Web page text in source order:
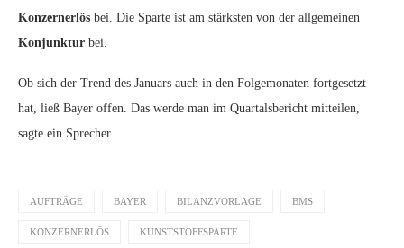
Konzernerlös bei. Die Sparte ist am stärksten von der allgemeinen
Konjunktur bei.
Ob sich der Trend des Januars auch in den Folgemonaten fortgesetzt
hat, ließ Bayer offen. Das werde man im Quartalsbericht mitteilen,
sagte ein Sprecher.
AUFTRÄGE BAYER BILANZVORLAGE BMS
KONZERNERLÖS KUNSTSTOFFSPARTE